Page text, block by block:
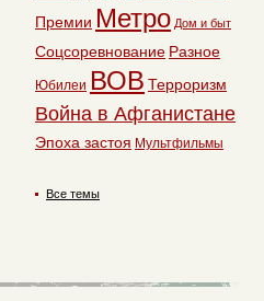
Премии Метро Дом и быт
Соцсоревнование Разное
Юбилеи ВОВ Терроризм
Война в Афганистане
Эпоха застоя Мультфильмы
Все темы